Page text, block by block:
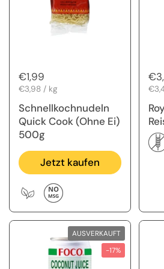
Regulärer Preis
€1,99
Stückpreis
€3,98 / kg
Schnellkochnudeln
Quick Cook (Ohne Ei)
500g
Jetzt kaufen
AUSVERKAUFT
-17%